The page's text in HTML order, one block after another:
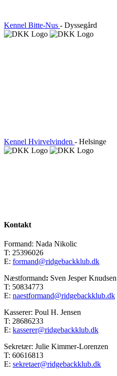
Kennel Bitte-Nus - Dyssegård
Kennel Hvirvelvinden - Helsinge
Kontakt
Formand: Nada Nikolic
T: 25396026
E: formand@ridgebackklub.dk
Næstformand: Sven Jesper Knudsen
T: 50834773
E: naestformand@ridgebackklub.dk
Kasserer: Poul H. Jensen
T: 28686233
E: kasserer@ridgebackklub.dk
Sekretær: Julie Kimmer-Lorenzen
T: 60616813
E: sekretaer@ridgebackklub.dk